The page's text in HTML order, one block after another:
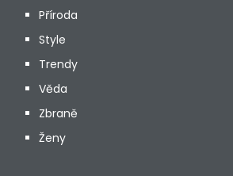
Příroda
Style
Trendy
Věda
Zbraně
Ženy